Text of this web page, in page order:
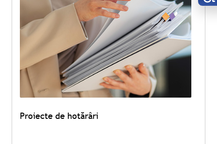
Proiecte de hotărâri